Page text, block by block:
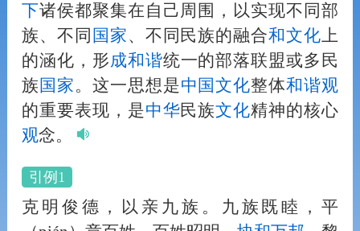
下诸侯都聚集在自己周围，以实现不同部
族、不同 国家、不同民族的融合和文化 上
的涵化，形成和谐统一的部落联盟或多民
族 国家。这一思想是中国文化整体和谐观
的重要表现，是中华民族文化精神的核心
观念。
引例1
克明俊德，以亲九族。九族既睦，平